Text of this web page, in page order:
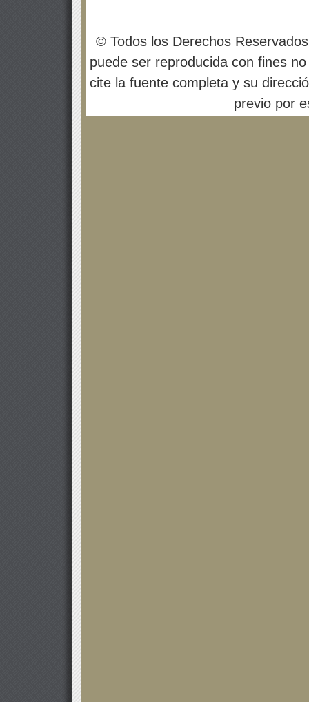
© Todos los Derechos
puede ser reproducida con fines
cite la fuente completa y su
previo por